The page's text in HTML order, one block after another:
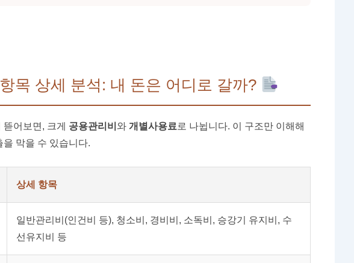
목 상세 분석: 내 돈은 어디로 갈까?
어보면, 크게 공용관리비 와 개별사용료 로 나뉩니다. 이 구조만 이해해
을 막을 수 있습니다.
상세 항목
일반관리비(인건비 등), 청소비, 경비비, 소독비, 승강기 유지비, 수
선유지비 등